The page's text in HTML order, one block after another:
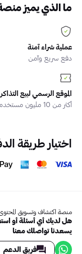
ما الذي يميز
عملية شراء آمنة
دفع سريع وآمن
الموقع الرسمي لبيع التذاكر
أكثر من 10 مليون مستخدم
اختيار طريقة
منصة اكتشاف وتسويق
هل لديك أي أسئلة أو
يسعدنا تواصلك معنا
فريق الدعم